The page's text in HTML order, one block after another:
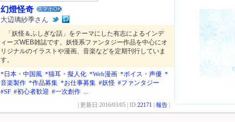
幻燈怪奇 スマホOK
大辺璃紗季さん
「妖怪＆ふしぎな話」をテーマにした有志によるインデ
ィーズWEB雑誌です。妖怪系ファンタジー作品を中心にオ
リジナルのイラストや漫画、音楽などを定期刊行していま
す。
*日本・中国風 *猫耳・擬人化 *Web漫画 *ボイス・声優 *
音楽製作 *作品募集 *お仕事募集 #妖怪 #ファンタジー
#SF #初心者歓迎 #一次創作 ...
| 更新日:2016/03/05 | ID:22171 報告